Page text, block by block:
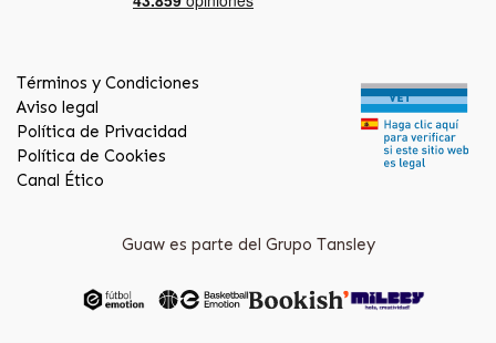
Términos y Condiciones
Aviso legal
Política de Privacidad
Política de Cookies
Canal Ético
Guaw es parte del Grupo Tansley